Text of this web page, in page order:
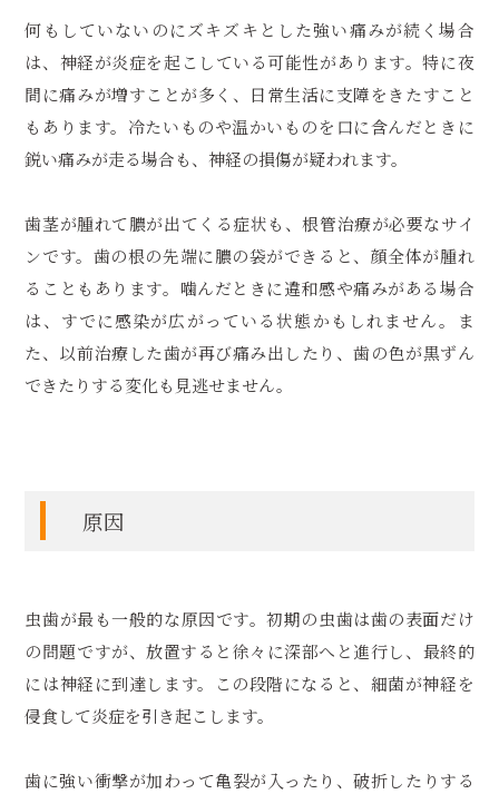
何もしていないのにズキズキとした強い痛みが続く場合
は、神経が炎症を起こしている可能性があります。特に夜
間に痛みが増すことが多く、日常生活に支障をきたすこと
もあります。冷たいものや温かいものを口に含んだときに
鋭い痛みが走る場合も、神経の損傷が疑われます。
歯茎が腫れて膿が出てくる症状も、根管治療が必要なサイ
ンです。歯の根の先端に膿の袋ができると、顔全体が腫れ
ることもあります。噛んだときに違和感や痛みがある場合
は、すでに感染が広がっている状態かもしれません。ま
た、以前治療した歯が再び痛み出したり、歯の色が黒ずん
できたりする変化も見逃せません。
原因
虫歯が最も一般的な原因です。初期の虫歯は歯の表面だけ
の問題ですが、放置すると徐々に深部へと進行し、最終的
には神経に到達します。この段階になると、細菌が神経を
侵食して炎症を引き起こします。
歯に強い衝撃が加わって亀裂が入ったり、破折したりする